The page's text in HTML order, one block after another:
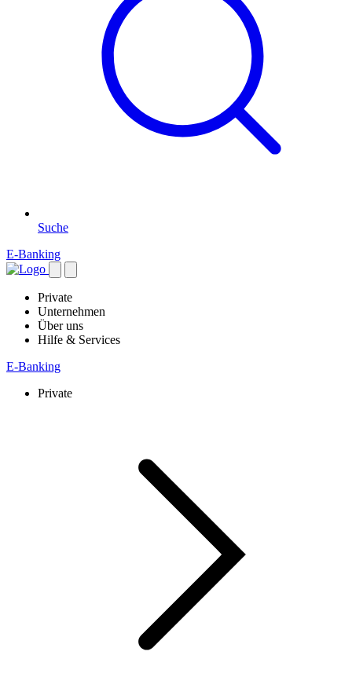
Suche
E-Banking
Private
Unternehmen
Über uns
Hilfe & Services
E-Banking
Private